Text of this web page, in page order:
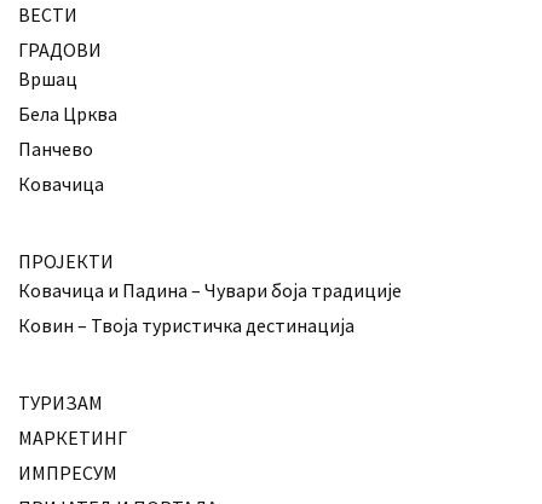
ВЕСТИ
ГРАДОВИ
Вршац
Бела Црква
Панчево
Ковачица
ПРОЈЕКТИ
Ковачица и Падина – Чувари боја традиције
Ковин – Твоја туристичка дестинација
ТУРИЗАМ
МАРКЕТИНГ
ИМПРЕСУМ